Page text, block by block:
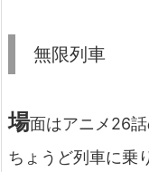
無限列車
場面はアニメ26話
ちょうど列車に乗